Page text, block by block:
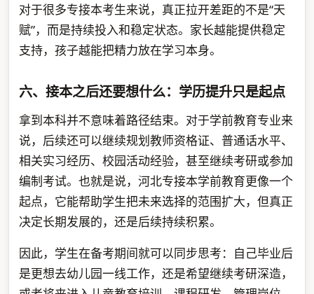
对于很多专接本考生来说，真正拉开差距的不是“天
赋”，而是持续投入和稳定状态。家长越能提供稳定
支持，孩子越能把精力放在学习本身。
六、接本之后还要想什么：学历提升只是起点
拿到本科并不意味着路径结束。对于学前教育专业来
说，后续还可以继续规划教师资格证、普通话水平、
相关实习经历、校园活动经验，甚至继续考研或参加
编制考试。也就是说，河北专接本学前教育更像一个
起点，它能帮助学生把未来选择的范围扩大，但真正
决定长期发展的，还是后续持续积累。
因此，学生在备考期间就可以同步思考：自己毕业后
是更想去幼儿园一线工作，还是希望继续考研深造，